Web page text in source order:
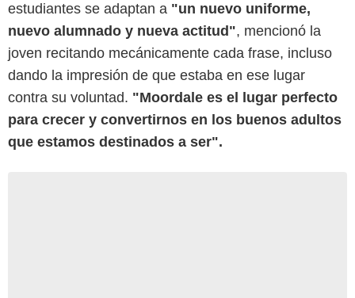
estudiantes se adaptan a "un nuevo uniforme,
nuevo alumnado y nueva actitud", mencionó la
joven recitando mecánicamente cada frase, incluso
dando la impresión de que estaba en ese lugar
contra su voluntad. "Moordale es el lugar perfecto
para crecer y convertirnos en los buenos adultos
que estamos destinados a ser".